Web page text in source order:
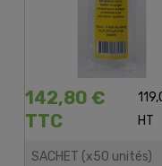
142,80 €
TTC
HT